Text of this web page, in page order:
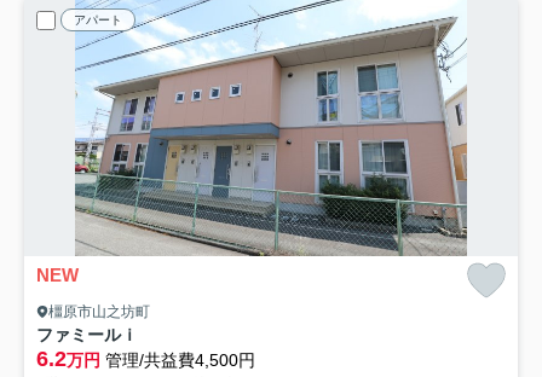
アパート
NEW
橿原市山之坊町
ファミールｉ
6.2万円 管理/共益費4,500円